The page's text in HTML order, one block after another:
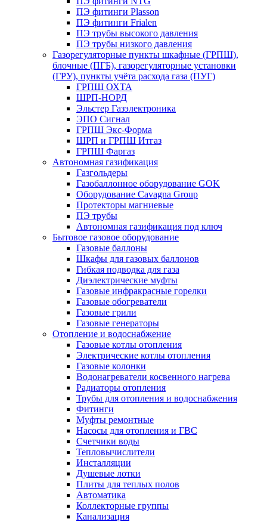
ПЭ фитинги Plasson
ПЭ фитинги Frialen
ПЭ трубы высокого давления
ПЭ трубы низкого давления
Газорегуляторные пункты шкафные (ГРПШ),
блочные (ПГБ), газорегуляторные установки
(ГРУ), пункты учёта расхода газа (ПУГ)
ГРПШ ОХТА
ШРП-НОРД
Эльстер Газэлектроника
ЭПО Сигнал
ГРПШ Экс-Форма
ШРП и ГРПШ Итгаз
ГРПШ Фаргаз
Автономная газификация
Газгольдеры
Газобаллонное оборудование GOK
Оборудование Cavagna Group
Протекторы магниевые
ПЭ трубы
Автономная газификация под ключ
Бытовое газовое оборудование
Газовые баллоны
Шкафы для газовых баллонов
Гибкая подводка для газа
Диэлектрические муфты
Газовые инфракрасные горелки
Газовые обогреватели
Газовые грили
Газовые генераторы
Отопление и водоснабжение
Газовые котлы отопления
Электрические котлы отопления
Газовые колонки
Водонагреватели косвенного нагрева
Радиаторы отопления
Трубы для отопления и водоснабжения
Фитинги
Муфты ремонтные
Насосы для отопления и ГВС
Счетчики воды
Тепловычислители
Инсталляции
Душевые лотки
Плиты для теплых полов
Автоматика
Коллекторные группы
Канализация